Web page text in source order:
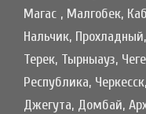
Магас , Малгобек,
Нальчик,
Терек, Тырныауз,
Республика,
Джегута, Домбай,